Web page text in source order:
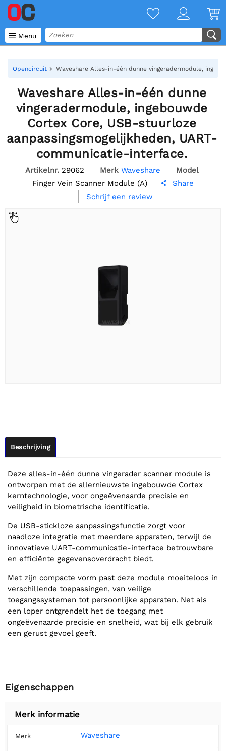
 Menu
Opencircuit Waveshare Alles-in-één dunne vingeradermodule,
Waveshare Alles-in-één dunne
vingeradermodule, ingebouwde
Cortex Core, USB-stuurloze
aanpassingsmogelijkheden, UART-
communicatie-interface.
Artikelnr. 29062 Merk Waveshare
Model
Finger Vein Scanner Module (A)

Share
Schrijf een review
Beschrijving
Deze alles-in-één dunne vingerader scanner module is
ontworpen met de allernieuwste ingebouwde Cortex
kerntechnologie, voor ongeëvenaarde precisie en
veiligheid in biometrische identificatie.
De USB-stickloze aanpassingsfunctie zorgt voor
naadloze integratie met meerdere apparaten, terwijl de
innovatieve UART-communicatie-interface betrouwbare
en efficiënte gegevensoverdracht biedt.
Met zijn compacte vorm past deze module moeiteloos in
verschillende toepassingen, van veilige
toegangssystemen tot persoonlijke apparaten. Net als
een loper ontgrendelt het de toegang met
ongeëvenaarde precisie en snelheid, wat bij elk gebruik
een gerust gevoel geeft.
Eigenschappen
Merk informatie
Merk Waveshare